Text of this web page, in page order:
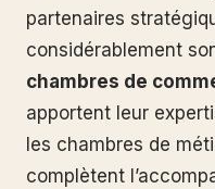
partenaires
considérablement
chambres de
apportent leur
les chambres de
complètent